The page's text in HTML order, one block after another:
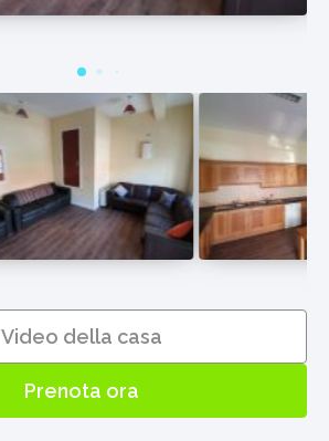
Video della casa
Prenota ora